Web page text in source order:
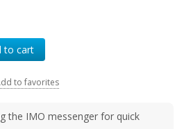
to cart
to favorites
the IMO messenger for quick